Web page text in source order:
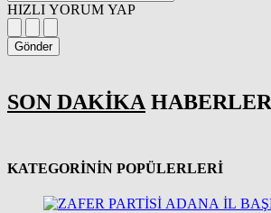
HIZLI YORUM YAP
Gönder
SON DAKİKA
KATEGORİNİN POPÜLERLERİ